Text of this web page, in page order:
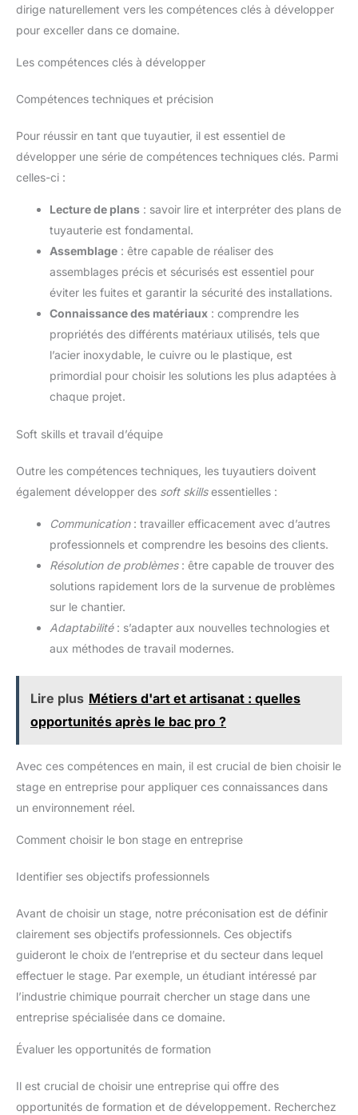
dirige naturellement vers les compétences clés à développer
pour exceller dans ce domaine.
Les compétences clés à développer
Compétences techniques et précision
Pour réussir en tant que tuyautier, il est essentiel de
développer une série de compétences techniques clés. Parmi
celles-ci :
Lecture de plans : savoir lire et interpréter des plans de
tuyauterie est fondamental.
Assemblage : être capable de réaliser des
assemblages précis et sécurisés est essentiel pour
éviter les fuites et garantir la sécurité des installations.
Connaissance des matériaux : comprendre les
propriétés des différents matériaux utilisés, tels que
l’acier inoxydable, le cuivre ou le plastique, est
primordial pour choisir les solutions les plus adaptées à
chaque projet.
Soft skills et travail d’équipe
Outre les compétences techniques, les tuyautiers doivent
également développer des soft skillsessentielles :
Communication: travailler efficacement avec d’autres
professionnels et comprendre les besoins des clients.
Résolution de problèmes: être capable de trouver des
solutions rapidement lors de la survenue de problèmes
sur le chantier.
Adaptabilité: s’adapter aux nouvelles technologies et
aux méthodes de travail modernes.
Lire plus Métiers d'art et artisanat : quelles
opportunités après le bac pro ?
Avec ces compétences en main, il est crucial de bien choisir le
stage en entreprise pour appliquer ces connaissances dans
un environnement réel.
Comment choisir le bon stage en entreprise
Identifier ses objectifs professionnels
Avant de choisir un stage, notre préconisation est de définir
clairement ses objectifs professionnels. Ces objectifs
guideront le choix de l’entreprise et du secteur dans lequel
effectuer le stage. Par exemple, un étudiant intéressé par
l’industrie chimique pourrait chercher un stage dans une
entreprise spécialisée dans ce domaine.
Évaluer les opportunités de formation
Il est crucial de choisir une entreprise qui offre des
opportunités de formation et de développement. Recherchez